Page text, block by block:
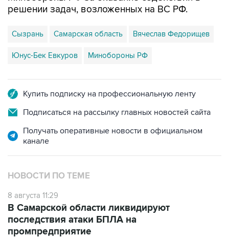
решении задач, возложенных на ВС РФ.
Сызрань Самарская область Вячеслав Федорищев
Юнус-Бек Евкуров Минобороны РФ
Купить подписку на профессиональную ленту
Подписаться на рассылку главных новостей сайта
Получать оперативные новости в официальном
канале
НОВОСТИ ПО ТЕМЕ
8 августа 11:29
В Самарской области ликвидируют
последствия атаки БПЛА на
промпредприятие